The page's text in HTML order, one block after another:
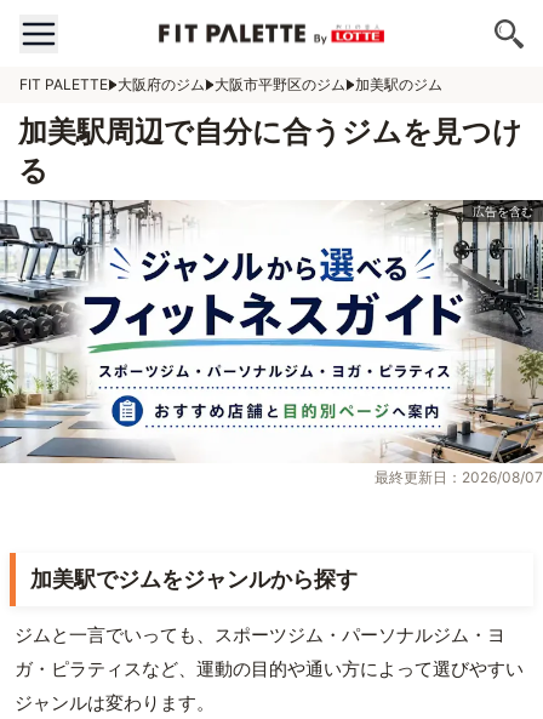
FIT PALETTE 大阪府のジム 大阪市平野区のジム 加美駅のジム
加美駅周辺で自分に合うジムを見つけ
る
最終更新日：2026/08/07
加美駅でジムをジャンルから探す
ジムと一言でいっても、スポーツジム・パーソナルジム・ヨ
ガ・ピラティスなど、運動の目的や通い方によって選びやすい
ジャンルは変わります。